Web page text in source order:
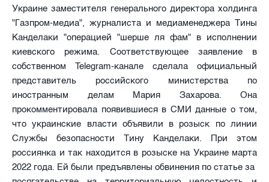
Украине заместителя генерального директора холдинга
"Газпром-медиа", журналиста и медиаменеджера Тины
Канделаки "операцией "шерше ля фам" в исполнении
киевского режима. Соответствующее заявление в
собственном Telegram-канале сделала официальный
представитель российского министерства по
иностранным делам Мария Захарова. Она
прокомментировала появившиеся в СМИ данные о том,
что украинские власти объявили в розыск по линии
Службы безопасности Тину Канделаки. При этом
россиянка и так находится в розыске на Украине марта
2022 года. Ей были предъявлены обвинения по статье за